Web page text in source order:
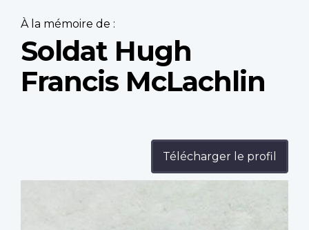
À la mémoire de :
Soldat Hugh
Francis McLachlin
Télécharger le profil